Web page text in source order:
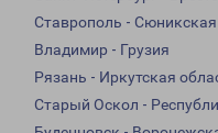
Ставрополь - Сюникская
Владимир - Грузия
Рязань - Иркутская
Старый Оскол -